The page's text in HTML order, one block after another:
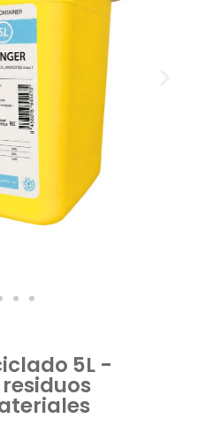
5L -